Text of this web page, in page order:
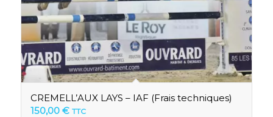
CREMELL’AUX LAYS – IAF (Frais techniques)
150,00 € TTC